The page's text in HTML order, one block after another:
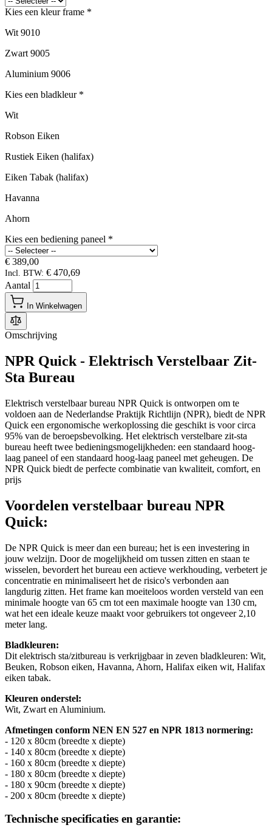
Kies een kleur frame *
Wit 9010
Zwart 9005
Aluminium 9006
Kies een bladkleur *
Wit
Robson Eiken
Rustiek Eiken (halifax)
Eiken Tabak (halifax)
Havanna
Ahorn
Kies een bediening paneel *
€ 389,00
Incl. BTW: € 470,69
Aantal
In Winkelwagen
Omschrijving
NPR Quick - Elektrisch Verstelbaar Zit-
Sta Bureau
Elektrisch verstelbaar bureau NPR Quick is ontworpen om te
voldoen aan de Nederlandse Praktijk Richtlijn (NPR), biedt de NPR
Quick een ergonomische werkoplossing die geschikt is voor circa
95% van de beroepsbevolking. Het elektrisch verstelbare zit-sta
bureau heeft twee bedieningsmogelijkheden: een standaard hoog-
laag paneel of een standaard hoog-laag paneel met geheugen. De
NPR Quick biedt de perfecte combinatie van kwaliteit, comfort, en
prijs
Voordelen verstelbaar bureau NPR
Quick:
De NPR Quick is meer dan een bureau; het is een investering in
jouw welzijn. Door de mogelijkheid om tussen zitten en staan te
wisselen, bevordert het bureau een actieve werkhouding, verbetert je
concentratie en minimaliseert het de risico's verbonden aan
langdurig zitten. Het frame kan moeiteloos worden versteld van een
minimale hoogte van 65 cm tot een maximale hoogte van 130 cm,
wat het een ideale keuze maakt voor gebruikers tot ongeveer 2,10
meter lang.
Bladkleuren:
Dit elektrisch sta/zitbureau is verkrijgbaar in zeven bladkleuren: Wit,
Beuken, Robson eiken, Havanna, Ahorn, Halifax eiken wit, Halifax
eiken tabak.
Kleuren onderstel:
Wit, Zwart en Aluminium.
Afmetingen conform NEN EN 527 en NPR 1813 normering:
- 120 x 80cm (breedte x diepte)
- 140 x 80cm (breedte x diepte)
- 160 x 80cm (breedte x diepte)
- 180 x 80cm (breedte x diepte)
- 180 x 90cm (breedte x diepte)
- 200 x 80cm (breedte x diepte)
Technische specificaties en garantie: